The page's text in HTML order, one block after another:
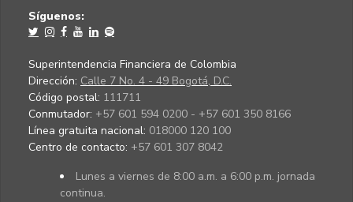
Síguenos:
Superintendencia Financiera de Colombia
Dirección: Calle 7 No. 4 - 49 Bogotá, D.C.
Código postal: 111711
Conmutador: +57 601 594 0200 - +57 601 350 8166
Línea gratuita nacional: 018000 120 100
Centro de contacto: +57 601 307 8042
Lunes a viernes de 8:00 a.m. a 6:00 p.m. jornada
continua.